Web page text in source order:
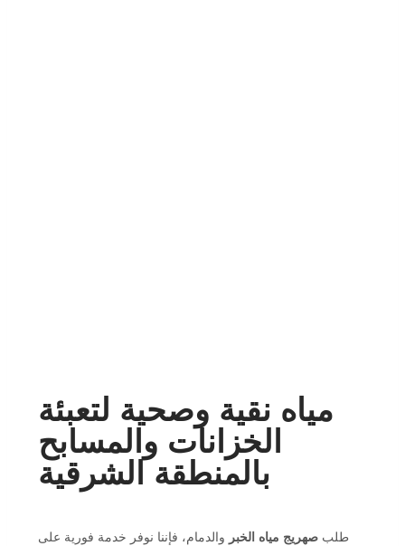
مياه نقية وصحية لتعبئة
الخزانات والمسابح
بالمنطقة الشرقية
طلب صهريج مياه الخبر والدمام، فإننا نوفر خدمة فورية على